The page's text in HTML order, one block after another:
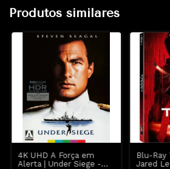
Produtos similares
4K UHD A Força em
Alerta | Under Siege -
Blu-Ray
Jared